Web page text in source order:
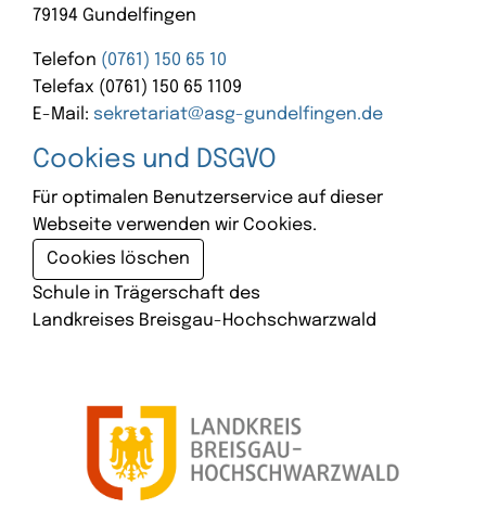
79194 Gundelfingen
Telefon (0761) 150 65 10
Telefax (0761) 150 65 1109
E-Mail: sekretariat@asg-gundelfingen.de
Cookies und DSGVO
Für optimalen Benutzerservice auf dieser
Webseite verwenden wir Cookies.
Cookies löschen
Schule in Trägerschaft des
Landkreises Breisgau-Hochschwarzwald